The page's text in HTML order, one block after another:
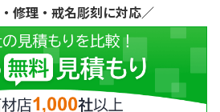
修理・戒名彫刻に対応／